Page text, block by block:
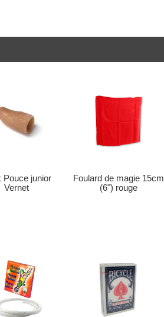
Pouce junior
Vernet
Foulard de magie 15cm
(6") rouge